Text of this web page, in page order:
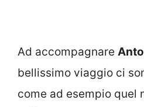
Ad accompagnare
bellissimo viaggio ci
come ad esempio quel